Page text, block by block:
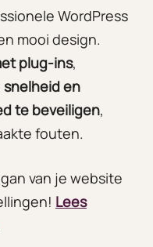
WordPress
mooi design.
plug-ins,
snelheid en
te beveiligen,
fouten.
van je website
Lees